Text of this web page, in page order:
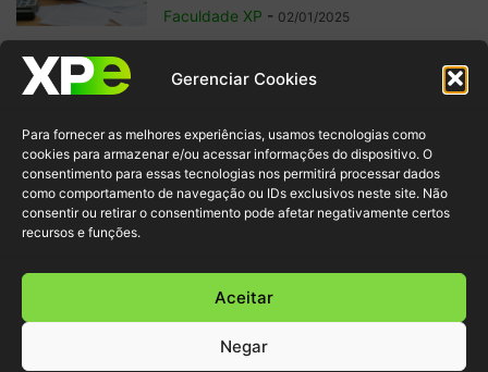
Gerenciar Cookies
Para fornecer as melhores experiências, usamos tecnologias como
cookies para armazenar e/ou acessar informações do dispositivo. O
consentimento para essas tecnologias nos permitirá processar dados
como comportamento de navegação ou IDs exclusivos neste site. Não
consentir ou retirar o consentimento pode afetar negativamente certos
recursos e funções.
Aceitar
Negar
Faculdade XP - 02/01/2025
Investimentos internacionais:
vale a pena investir fora do
Faculdade XP - 04/10/2024
Criptomoedas: regulamentações
e inovação para garantir